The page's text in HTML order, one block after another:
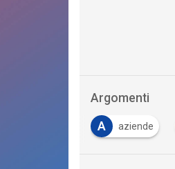
Argomenti
A aziende